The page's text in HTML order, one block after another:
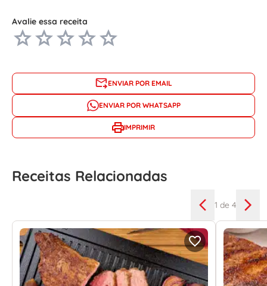
Avalie essa receita
ENVIAR POR EMAIL
ENVIAR POR WHATSAPP
IMPRIMIR
Receitas Relacionadas
1 de 4